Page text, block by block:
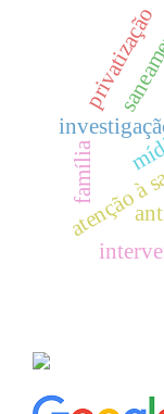
privatização
atenção
família